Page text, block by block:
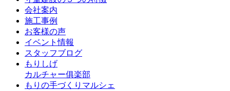
会社案内
施工事例
お客様の声
イベント情報
スタッフブログ
もりしげ
カルチャー俱楽部
もりの手づくりマルシェ